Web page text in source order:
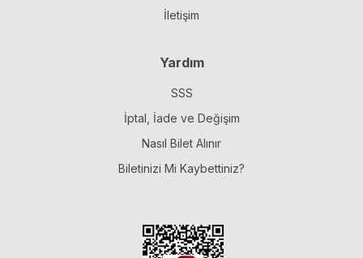
İletişim
Yardım
SSS
İptal, İade ve Değişim
Nasıl Bilet Alınır
Biletinizi Mi Kaybettiniz?